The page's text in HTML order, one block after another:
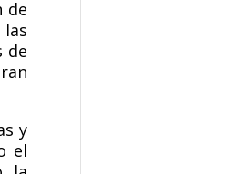
de
de
y
el